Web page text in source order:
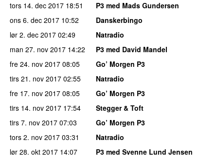
tors 14. dec 2017 18:51
P3 med Mads Gundersen
ons 6. dec 2017 10:52
Danskerbingo
lør 2. dec 2017 02:49
Natradio
man 27. nov 2017 14:22
P3 med David Mandel
fre 24. nov 2017 08:05
Go’ Morgen P3
tirs 21. nov 2017 02:55
Natradio
fre 17. nov 2017 08:05
Go’ Morgen P3
tirs 14. nov 2017 17:54
Stegger & Toft
tirs 7. nov 2017 07:03
Go’ Morgen P3
tors 2. nov 2017 03:31
Natradio
lør 28. okt 2017 14:07
P3 med Svenne Lund Jensen